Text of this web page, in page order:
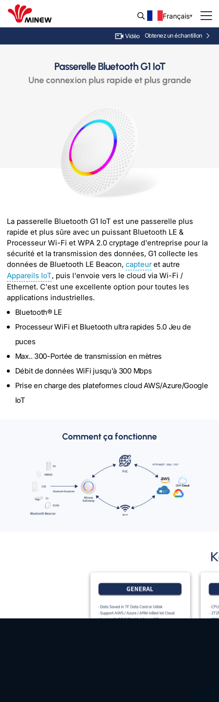
Français
Vidéo Obtenez un échantillon
Passerelle Bluetooth G1 IoT
Une connexion plus rapide et plus grande
La passerelle Bluetooth G1 IoT est une passerelle plus
rapide et plus sûre avec un puissant Bluetooth LE &
Processeur Wi-Fi et WPA 2.0 cryptage d'entreprise pour la
sécurité et la transmission des données, G1 collecte les
données de Bluetooth LE Beacon, capteuret autre
Appareils IoT, puis l'envoie vers le cloud via Wi-Fi /
Ethernet. C'est une excellente option pour toutes les
applications industrielles.
Bluetooth® LE
Processeur WiFi et Bluetooth ultra rapides 5.0 Jeu de
puces
Max.. 300-Portée de transmission en mètres
Débit de données WiFi jusqu'à 300 Mbps
Prise en charge des plateformes cloud AWS/Azure/Google
IoT
Comment ça fonctionne